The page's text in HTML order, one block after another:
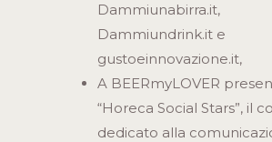
PROTAGONISTI
ELENCO ESPOSITORI
NEWS
CONTATTI
ACQUISTA BIGLIETTO
Dammiunabirra.it,
Dammiundrink.it e
gustoeinnovazione.it,
A BEERmyLOVER
“Horeca Social Stars”, il
dedicato alla